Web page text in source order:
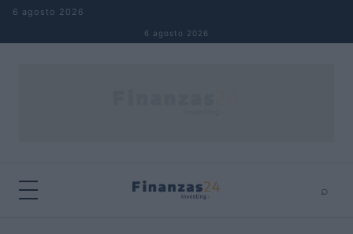
Saltar al contenido
6 agosto 2026
6 agosto 2026
⌕